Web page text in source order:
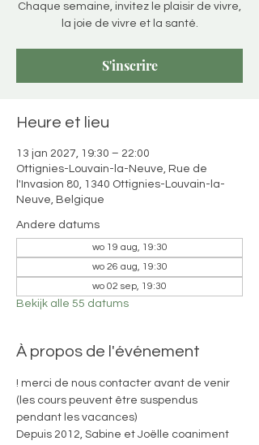
Chaque semaine, invitez le plaisir de vivre,
la joie de vivre et la santé.
S'inscrire
Heure et lieu
13 jan 2027, 19:30 – 22:00
Ottignies-Louvain-la-Neuve, Rue de
l'Invasion 80, 1340 Ottignies-Louvain-la-
Neuve, Belgique
Andere datums
wo 19 aug, 19:30
wo 26 aug, 19:30
wo 02 sep, 19:30
Bekijk alle 55 datums
À propos de l'événement
! merci de nous contacter avant de venir
(les cours peuvent être suspendus
pendant les vacances)
Depuis 2012, Sabine et Joëlle coaniment